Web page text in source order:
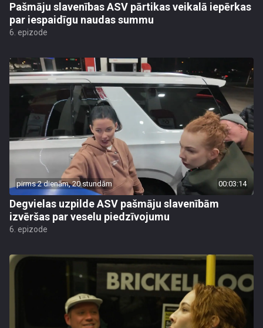
Pašmāju slavenības ASV pārtikas veikalā iepērkas
par iespaidīgu naudas summu
6. epizode
pirms 2 dienām, 20 stundām 00:03:14
Degvielas uzpilde ASV pašmāju slavenībām
izvēršas par veselu piedzīvojumu
6. epizode